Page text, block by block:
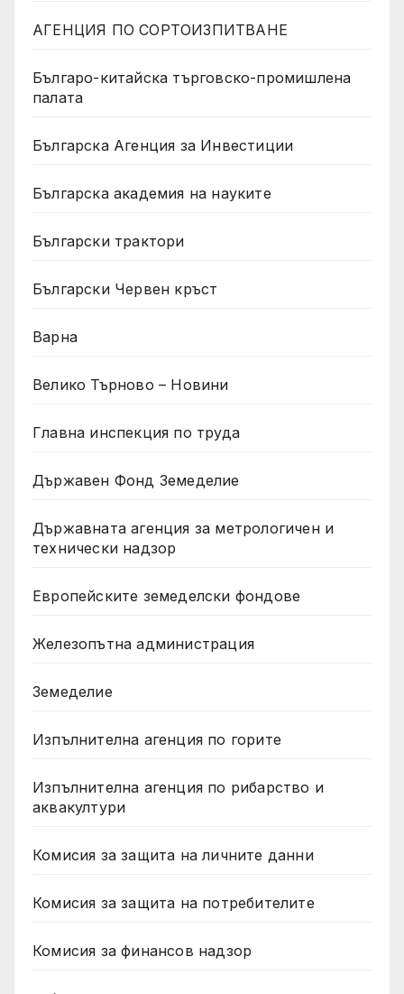
АГЕНЦИЯ ПО СОРТОИЗПИТВАНЕ
Българо-китайска търговско-промишлена
палата
Българска Агенция за Инвестиции
Българска академия на науките
Български трактори
Български Червен кръст
Варна
Велико Търново – Новини
Главна инспекция по труда
Държавен Фонд Земеделие
Държавната агенция за метрологичен и
технически надзор
Европейските земеделски фондове
Железопътна администрация
Земеделие
Изпълнителна агенция по горите
Изпълнителна агенция по рибарство и
аквакултури
Комисия за защита на личните данни
Комисия за защита на потребителите
Комисия за финансов надзор